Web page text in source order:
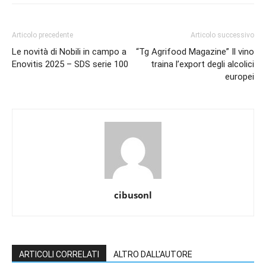
Articolo precedente
Le novità di Nobili in campo a
Enovitis 2025 – SDS serie 100
Articolo successivo
“Tg Agrifood Magazine” Il vino
traina l’export degli alcolici
europei
cibusonl
ARTICOLI CORRELATI ALTRO DALL'AUTORE